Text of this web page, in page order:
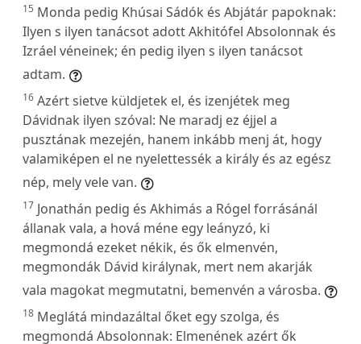
15 Monda pedig Khúsai Sádók és Abjátár papoknak:
Ilyen s ilyen tanácsot adott Akhitófel Absolonnak és
Izráel véneinek; én pedig ilyen s ilyen tanácsot
adtam.
16 Azért sietve küldjetek el, és izenjétek meg
Dávidnak ilyen szóval: Ne maradj ez éjjel a
pusztának mezején, hanem inkább menj át, hogy
valamiképen el ne nyelettessék a király és az egész
nép, mely vele van.
17 Jonathán pedig és Akhimás a Rógel forrásánál
állanak vala, a hová méne egy leányzó, ki
megmondá ezeket nékik, és ők elmenvén,
megmondák Dávid királynak, mert nem akarják
vala magokat megmutatni, bemenvén a városba.
18 Meglátá mindazáltal őket egy szolga, és
megmondá Absolonnak: Elmenének azért ők